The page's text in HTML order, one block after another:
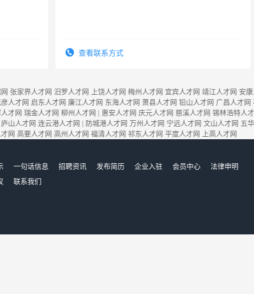
查看联系方式
张家界人才网 汨罗人才网 上饶人才网 梅州人才网 宜宾人才网 靖江人才网 安
彦人才网 启东人才网 廉江人才网 东海人才网 萧县人才网 铅山人才网 广昌人才网
人才网 瑞金人才网 柳州人才网 惠安人才网 庆元人才网 慈溪人才网 锡林浩特人
庐山人才网 连云港人才网 防城港人才网 万州人才网 宁远人才网 文山人才网 五
网 高要人才网 高州人才网 福清人才网 祁东人才网 平度人才网 上高人才网
一句话信息 招聘资讯 发布简历 企业入驻 会员中心
法律申明
联系我们